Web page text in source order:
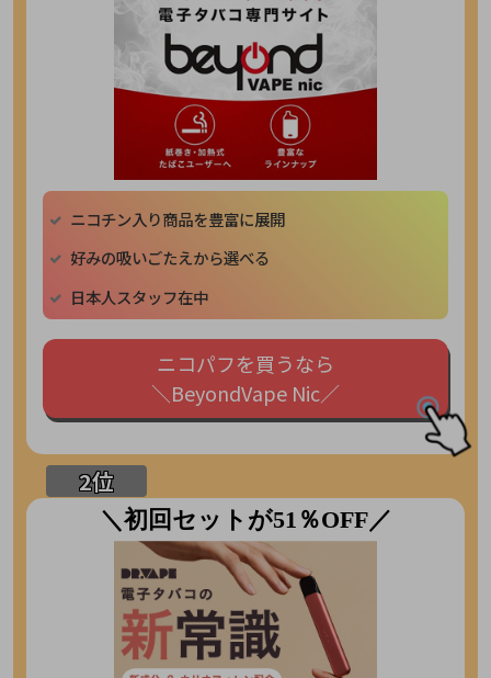
ニコチン入り商品を豊富に展開
好みの吸いごたえから選べる
日本人スタッフ在中
ニコパフを買うなら
＼BeyondVape Nic／
＼初回セットが51％OFF／